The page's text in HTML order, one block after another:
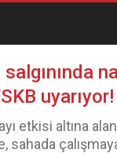
uyarıyor!
etkisi altına
sahada